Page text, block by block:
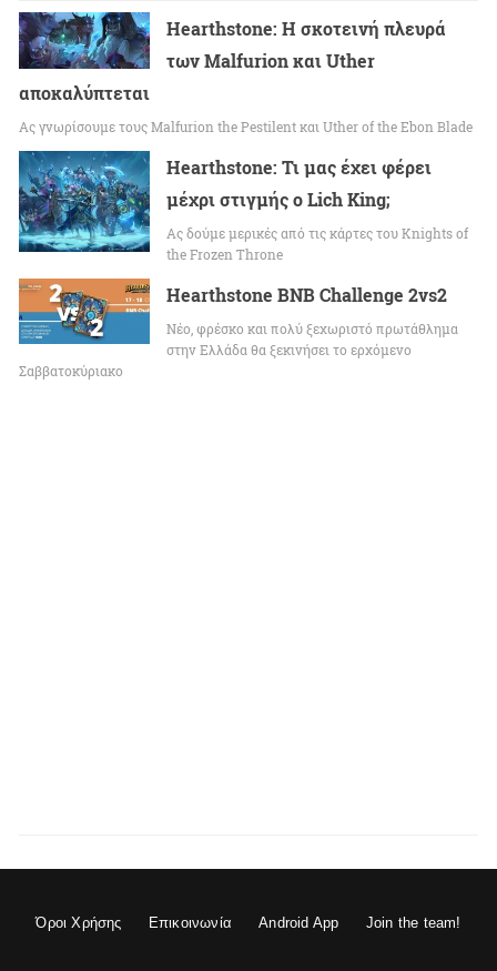
Hearthstone: Η σκοτεινή πλευρά
των Malfurion και Uther
αποκαλύπτεται
Ας γνωρίσουμε τους Malfurion the Pestilent και Uther of the Ebon Blade
Hearthstone: Τι μας έχει φέρει
μέχρι στιγμής ο Lich King;
Ας δούμε μερικές από τις κάρτες του Knights of
the Frozen Throne
Hearthstone BNB Challenge 2vs2
Νέο, φρέσκο και πολύ ξεχωριστό πρωτάθλημα
στην Ελλάδα θα ξεκινήσει το ερχόμενο
Σαββατοκύριακο
Όροι Χρήσης Επικοινωνία Android App Join the team!